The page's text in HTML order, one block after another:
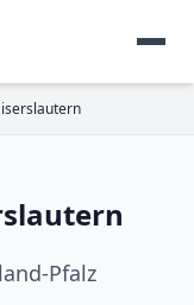
MEHRSPARTENHAUS
Pfalz